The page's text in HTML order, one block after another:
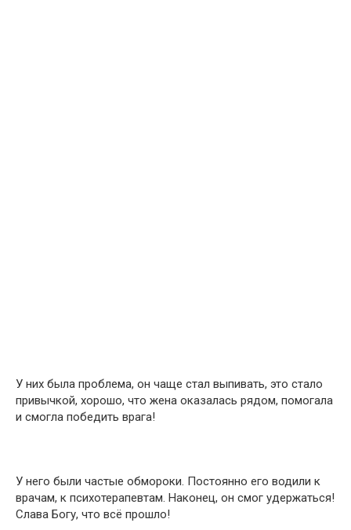
У них была проблема, он чаще стал выпивать, это стало
привычкой, хорошо, что жена оказалась рядом, помогала
и смогла победить врага!
У него были частые обмороки. Постоянно его водили к
врачам, к психотерапевтам. Наконец, он смог удержаться!
Слава Богу, что всё прошло!